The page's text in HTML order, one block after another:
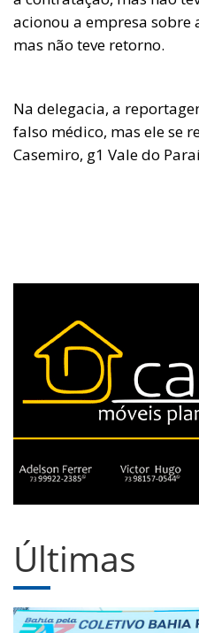
acionou a empresa sobre
mas não teve retorno.
Na delegacia, a
falso médico, mas ele se
Casemiro, g1 Vale do
Últimas